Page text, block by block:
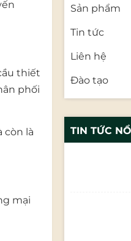
thiết
phối
còn là
mại
Sản phẩm
Tin tức
Liên hệ
Đào tạo
TIN TỨC